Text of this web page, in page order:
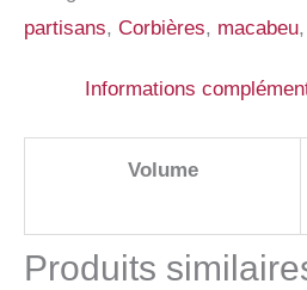
partisans, Corbières, macabeu,
Informations
Volume
Produits